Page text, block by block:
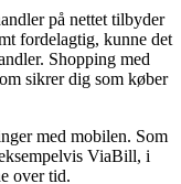
på nettet tilbyder
fordelagtig, kunne det
Shopping med
sikrer dig som køber
med mobilen. Som
ViaBill, i
over tid.